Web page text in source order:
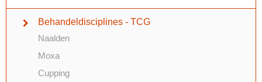
Behandeldisciplines - TCG
Naalden
Moxa
Cupping